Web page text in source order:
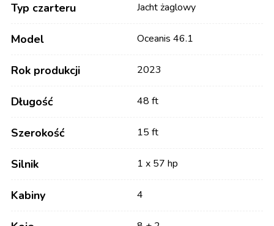
Typ czarteru Jacht żaglowy
Model Oceanis 46.1
Rok produkcji 2023
Długość 48 ft
Szerokość 15 ft
Silnik 1 x 57 hp
Kabiny 4